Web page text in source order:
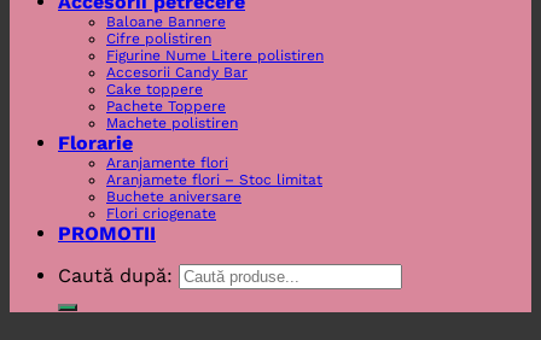
Baloane Bannere
Cifre polistiren
Figurine Nume Litere polistiren
Accesorii Candy Bar
Cake toppere
Pachete Toppere
Machete polistiren
Florarie
Aranjamente flori
Aranjamete flori – Stoc limitat
Buchete aniversare
Flori criogenate
PROMOTII
Caută după: